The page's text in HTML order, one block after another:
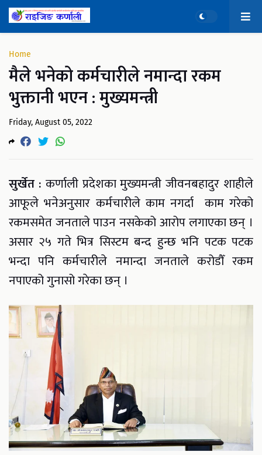
Home
मैले भनेको कर्मचारीले नमान्दा रकम
भुक्तानी भएन : मुख्यमन्त्री
Friday, August 05, 2022
सुर्खेत : कर्णाली प्रदेशका मुख्यमन्त्री जीवनबहादुर शाहीले
आफूले भनेअनुसार कर्मचारीले काम नगर्दा काम गरेको
रकमसमेत जनताले पाउन नसकेको आरोप लगाएका छन् ।
असार २५ गते भित्र सिस्टम बन्द हुन्छ भनि पटक पटक
भन्दा पनि कर्मचारीले नमान्दा जनताले करोडौँ रकम
नपाएको गुनासो गरेका छन् ।